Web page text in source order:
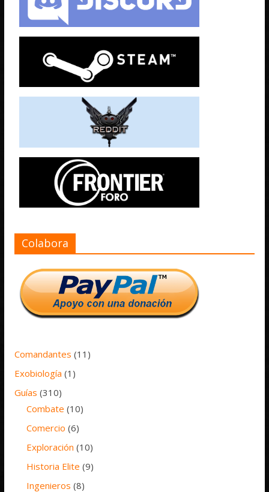
Colabora
Comandantes (11)
Exobiología (1)
Guías (310)
Combate (10)
Comercio (6)
Exploración (10)
Historia Elite (9)
Ingenieros (8)